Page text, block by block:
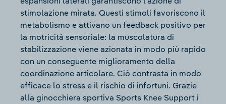
stimolazione mirata. Questi stimoli favoriscono il
metabolismo e attivano un feedback positivo per
la motricità sensoriale: la muscolatura di
stabilizzazione viene azionata in modo più rapido
con un conseguente miglioramento della
coordinazione articolare. Ciò contrasta in modo
efficace lo stress e il rischio di infortuni. Grazie
alla ginocchiera sportiva Sports Knee Support i